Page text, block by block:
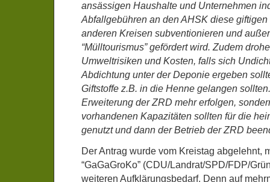
ansässigen Haushalte und Unternehmen
Abfallgebühren an den AHSK diese
anderen Kreisen subventionieren und
“Mülltourismus” gefördert wird. Zudem
Umweltrisiken und Kosten, falls sich
Abdichtung unter der Deponie ergeben
Giftstoffe z.B. in die Henne gelangen
Erweiterung der ZRD mehr erfolgen,
vorhandenen Kapazitäten sollten für die
genutzt und dann der Betrieb der ZRD
Der Antrag wurde vom Kreistag abgelehnt,
“GaGaGroKo” (CDU/Landrat/SPD/FDP/
weiteren Aufklärungsbedarf. Denn auf